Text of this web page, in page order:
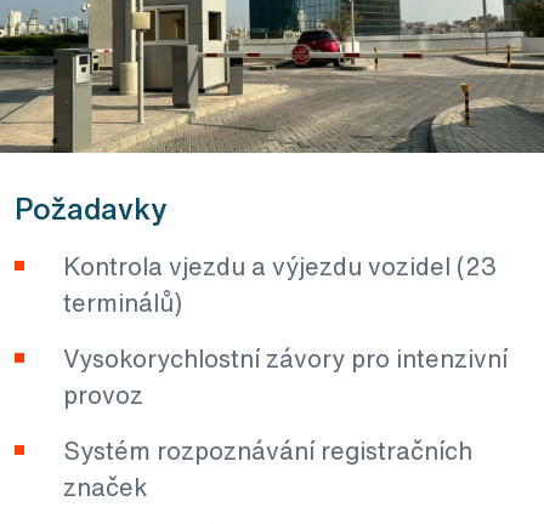
Požadavky
Kontrola vjezdu a výjezdu vozidel (23
terminálů)
Vysokorychlostní závory pro intenzivní
provoz
Systém rozpoznávání registračních
značek